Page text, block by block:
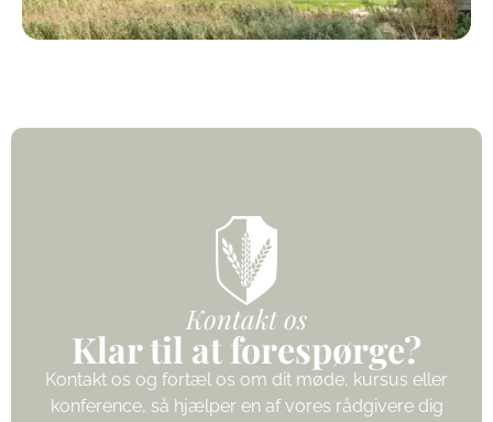
Kontakt os
Klar til at forespørge?
Kontakt os og fortæl os om dit møde, kursus eller
konference, så hjælper en af vores rådgivere dig